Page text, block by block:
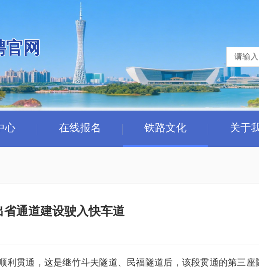
网
心 在线报名 铁路文化 关于
通道建设驶入快车道
利贯通，这是继竹斗夫隧道、民福隧道后，该段贯通的第三座